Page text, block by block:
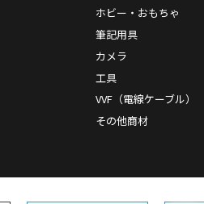
ホビー・おもちゃ
筆記用具
カメラ
工具
VVF（電線ケーブル）
その他商材